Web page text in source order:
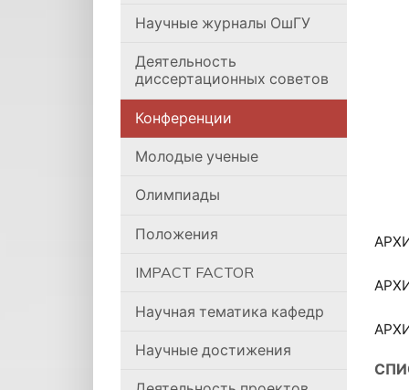
Научные журналы ОшГУ
Деятельность
диссертационных советов
Конференции
Молодые ученые
Олимпиады
Положения
IMPACT FACTOR
Научная тематика кафедр
Научные достижения